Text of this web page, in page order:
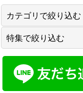
カテゴリで絞り込む
MEN'S
LADY'S
特集で絞り込む
MEL.
GO HEMP・GO WEST